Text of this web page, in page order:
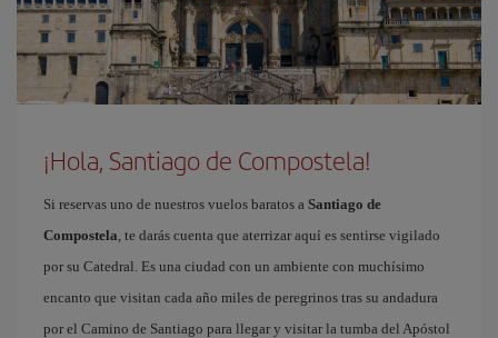
¡Hola, Santiago de Compostela!
Si reservas uno de nuestros vuelos baratos a Santiago de
Compostela, te darás cuenta que aterrizar aquí es sentirse vigilado
por su Catedral. Es una ciudad con un ambiente con muchísimo
encanto que visitan cada año miles de peregrinos tras su andadura
por el Camino de Santiago para llegar y visitar la tumba del Apóstol